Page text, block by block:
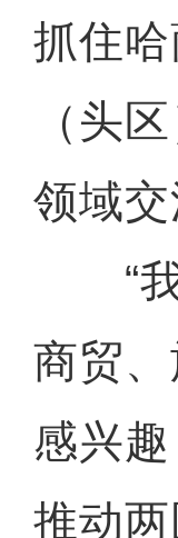
抓住
（头
领域交
“我
商贸
感兴
推动